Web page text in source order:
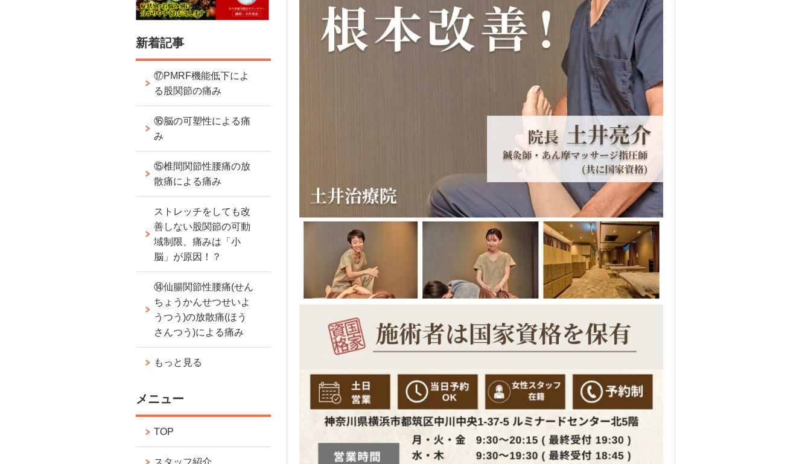
新着記事
⑰PMRF機能低下によ
る股関節の痛み
⑯脳の可塑性による痛
み
⑮椎間関節性腰痛の放
散痛による痛み
ストレッチをしても改
善しない股関節の可動
域制限、痛みは「小
脳」が原因！？
⑭仙腸関節性腰痛(せん
ちょうかんせつせいよ
うつう)の放散痛(ほう
さんつう)による痛み
もっと見る
メニュー
TOP
スタッフ紹介